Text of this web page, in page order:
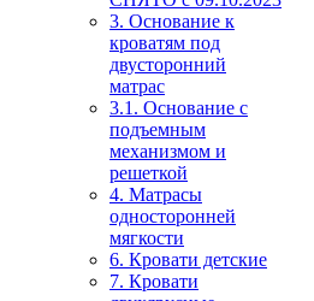
3. Основание к
кроватям под
двусторонний
матрас
3.1. Основание с
подъемным
механизмом и
решеткой
4. Матрасы
односторонней
мягкости
6. Кровати детские
7. Кровати